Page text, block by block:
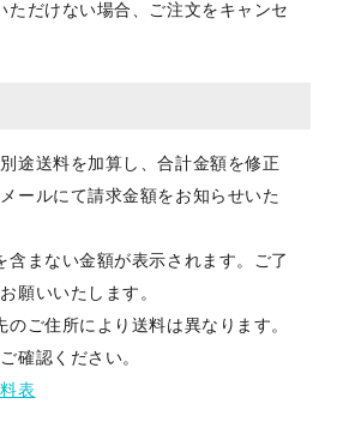
ただけない場合、ご注文をキャンセ
途送料を加算し、合計金額を修正
ールにて請求金額をお知らせいた
含まない金額が表示されます。ご了
願いいたします。
ご住所により送料は異なります。
確認ください。
表